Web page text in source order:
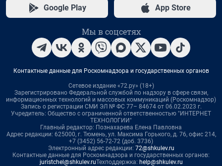
Google Play App Store
Мы в соцсетях
Контактные данные для Роскомнадзора и государственных органов
Сетевое издание «72.ру» (18+)
Зарегистрировано Федеральной службой по надзору в сфере связи,
информационных технологий и массовых коммуникаций (Роскомнадзор)
Запись о регистрации СМИ ЭЛ № ФС 77– 84674 от 06.02.2023 г.
Учредитель: Общество с ограниченной ответственностью "ИНТЕРНЕТ
ТЕХНОЛОГИИ"
Главный редактор: Познахарева Елена Павловна
Адрес редакции: 625000, г. Тюмень, ул. Максима Горького, д. 76, офис 214,
+7 (3452) 56-72-72 (доб. 3736)
Электронный адрес редакции: 72@shkulev.ru
Контактные данные для Роскомнадзора и государственных органов:
juristchel@shkulev.ruТехподдержка: help@shkulev.ru